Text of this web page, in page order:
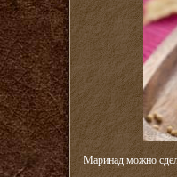
Маринад можно